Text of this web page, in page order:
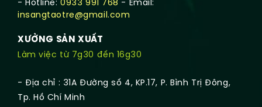
- Hotline:0933 991 768 - Email:
insangtaotre@gmail.com
XƯỞNG SẢN XUẤT
Làm việc từ 7g30 đến 16g30
- Địa chỉ : 31A Đường số 4, KP.17, P. Bình Trị Đông,
Tp. Hồ Chí Minh